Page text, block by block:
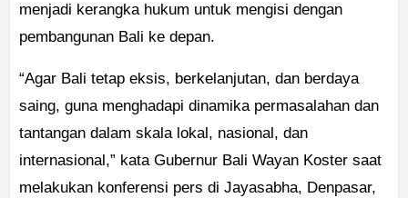
menjadi kerangka hukum untuk mengisi dengan
pembangunan Bali ke depan.
“Agar Bali tetap eksis, berkelanjutan, dan berdaya
saing, guna menghadapi dinamika permasalahan dan
tantangan dalam skala lokal, nasional, dan
internasional,” kata Gubernur Bali Wayan Koster saat
melakukan konferensi pers di Jayasabha, Denpasar,